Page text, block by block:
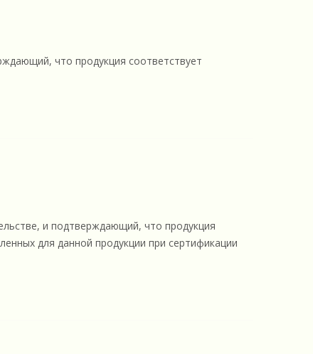
что продукция соответствует
и подтверждающий, что продукция
для данной продукции при сертификации